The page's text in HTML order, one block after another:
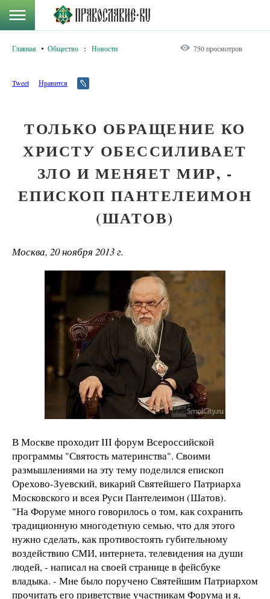
Главная Общество : Новости 750 просмотров
Tweet Нравится
ТОЛЬКО ОБРАЩЕНИЕ КО
ХРИСТУ ОБЕССИЛИВАЕТ
ЗЛО И МЕНЯЕТ МИР, -
ЕПИСКОП ПАНТЕЛЕИМОН
(ШАТОВ)
Москва, 20 ноября 2013 г.
В Москве проходит III форум Всероссийской
программы "Святость материнства". Своими
размышлениями на эту тему поделился епископ
Орехово-Зуевский, викарий Святейшего Патриарха
Московского и всея Руси Пантелеимон (Шатов).
"На Форуме много говорилось о том, как сохранить
традиционную многодетную семью, что для этого
нужно сделать, как противостоять губительному
воздействию СМИ, интернета, телевидения на души
людей, - написал на своей странице в фейсбуке
владыка. - Мне было поручено Святейшим Патриархом
прочитать его приветствие участникам Форума и я,